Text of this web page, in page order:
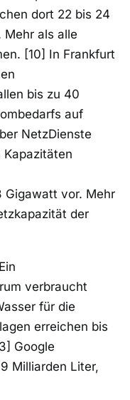
dort 22 bis 24
Mehr als alle
[10] In Frankfurt
bis zu 40
auf
NetzDienste
Kapazitäten
Gigawatt vor. Mehr
der
verbraucht
für die
erreichen bis
Google
Milliarden Liter,